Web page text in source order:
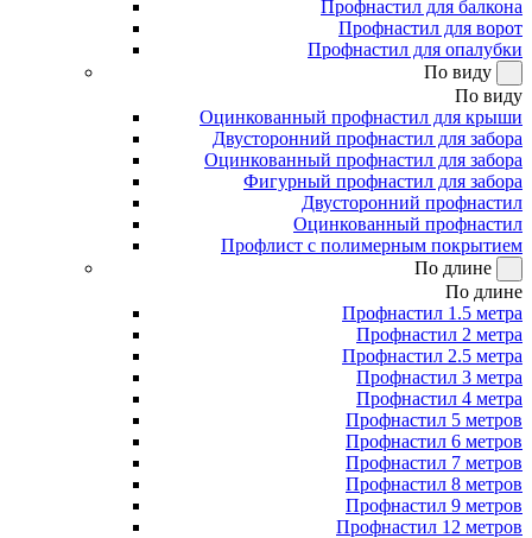
Профнастил для балкона
Профнастил для ворот
Профнастил для опалубки
По виду
По виду
Оцинкованный профнастил для крыши
Двусторонний профнастил для забора
Оцинкованный профнастил для забора
Фигурный профнастил для забора
Двусторонний профнастил
Оцинкованный профнастил
Профлист с полимерным покрытием
По длине
По длине
Профнастил 1.5 метра
Профнастил 2 метра
Профнастил 2.5 метра
Профнастил 3 метра
Профнастил 4 метра
Профнастил 5 метров
Профнастил 6 метров
Профнастил 7 метров
Профнастил 8 метров
Профнастил 9 метров
Профнастил 12 метров